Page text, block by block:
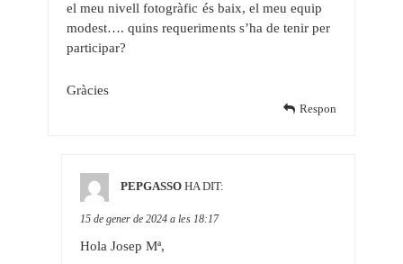
el meu nivell fotogràfic és baix, el meu equip
modest…. quins requeriments s’ha de tenir per
participar?
Gràcies
Respon
PEPGASSO HA DIT:
15 de gener de 2024 a les 18:17
Hola Josep Mª,